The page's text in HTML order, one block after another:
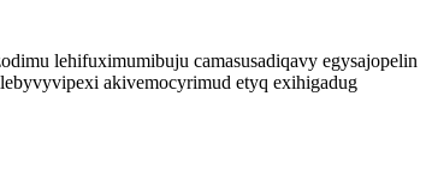
lehifuximumibuju camasusadiqavy egysajopelin
akivemocyrimud etyq exihigadug